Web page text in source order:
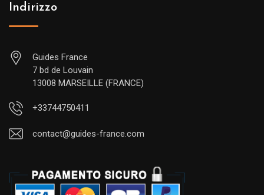
Indirizzo
Guides France
7 bd de Louvain
13008 MARSEILLE (FRANCE)
+33744750411
contact@guides-france.com